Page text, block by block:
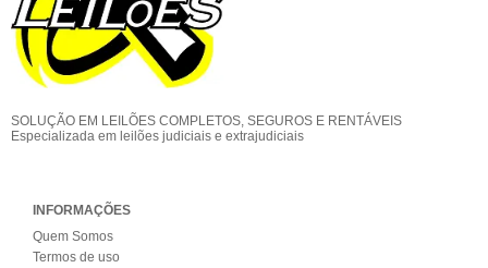
SOLUÇÃO EM LEILÕES COMPLETOS, SEGUROS E RENTÁVEIS
Especializada em leilões judiciais e extrajudiciais
INFORMAÇÕES
Quem Somos
Termos de uso